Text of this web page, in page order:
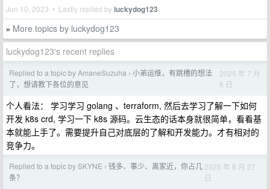
Jun 10, 2023 • Lastly replied byluckydog123
» More topics by luckydog123
luckydog123's recent replies
Replied to a topic by AmaneSuzuha › 小弟运维，有跳槽的想法
了，想请教下各位的意见
2025 年 7 月
8 日
个人看法： 学习学习 golang 、terraform, 然后去学习了解一下如何
开发 k8s crd, 学习一下 k8s 源码。云生态的话本身就很简单，看看基
本就能上手了。需要提升自己对底层的了解和开发能力。才有相对的
竞争力。
Replied to a topic by SKYNE › 钱多、事少、离家近，你占几
条？
2025 年 6 月 27
日